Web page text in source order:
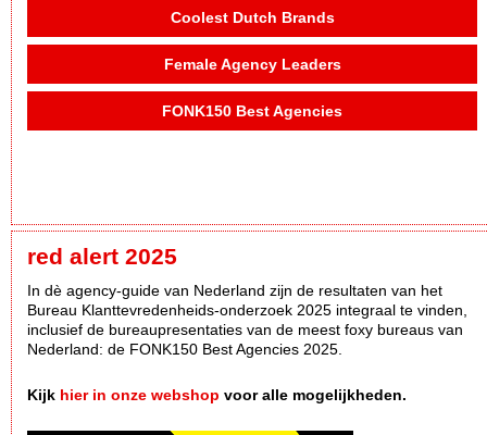
Coolest Dutch Brands
Female Agency Leaders
FONK150 Best Agencies
red alert 2025
In dè agency-guide van Nederland zijn de resultaten van het
Bureau Klanttevredenheids-onderzoek 2025 integraal te vinden,
inclusief de bureaupresentaties van de meest foxy bureaus van
Nederland: de FONK150 Best Agencies 2025.
Kijk hier in onze webshop voor alle mogelijkheden.